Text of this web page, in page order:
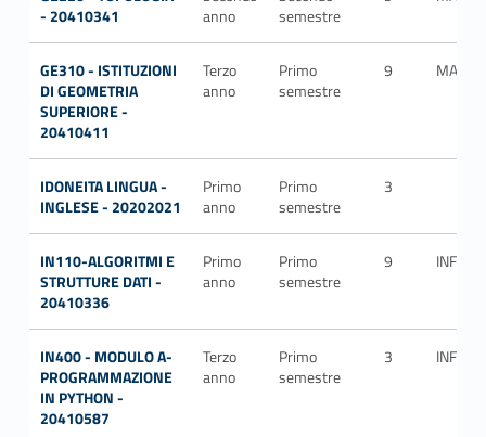
- 20410341
anno
semestre
GE310 - ISTITUZIONI
DI GEOMETRIA
SUPERIORE -
20410411
Terzo
anno
Primo
semestre
9 MAT/03
IDONEITA LINGUA -
INGLESE - 20202021
Primo
anno
Primo
semestre
3
IN110-ALGORITMI E
STRUTTURE DATI -
20410336
Primo
anno
Primo
semestre
9 INF/01
IN400 - MODULO A-
PROGRAMMAZIONE
IN PYTHON -
20410587
Terzo
anno
Primo
semestre
3 INF/01